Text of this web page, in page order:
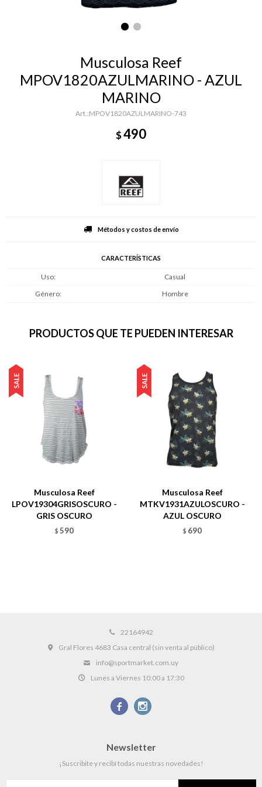
Musculosa Reef
MPOV1820AZULMARINO - AZUL
MARINO
MPOV1820AZULMARINO-743
$490
Métodos y costos de envío
CARACTERÍSTICAS
Uso
Casual
Género
Hombre
PRODUCTOS QUE TE PUEDEN INTERESAR
Musculosa Reef
LPOV19304GRISOSCURO -
GRIS OSCURO
$ 590
Musculosa Reef
MTKV1931AZULOSCURO -
AZUL OSCURO
$ 690
22164942
Gral Flores 4683 Casa central (sin venta al público)
info@sportmarket.com.uy
Lunes a Viernes 10:00 a 17:30
 
Newsletter
¡Suscribite y recibí todas nuestras novedades!